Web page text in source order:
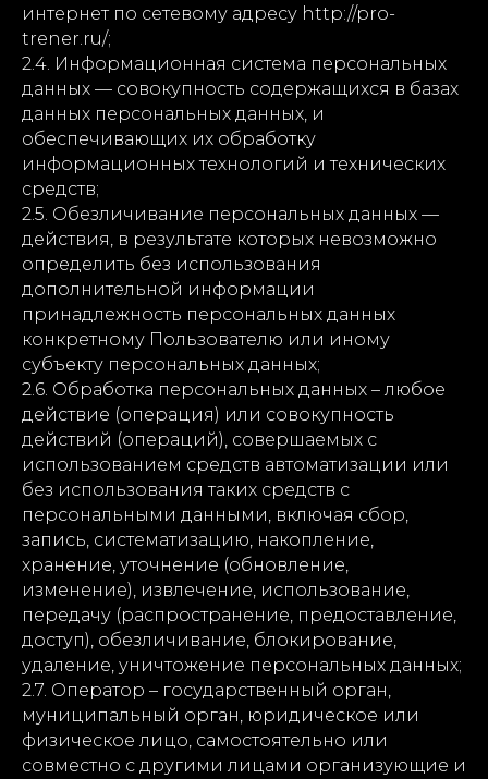
интернет по сетевому адресу http://pro-
trener.ru/;
2.4. Информационная система персональных
данных — совокупность содержащихся в базах
данных персональных данных, и
обеспечивающих их обработку
информационных технологий и технических
средств;
2.5. Обезличивание персональных данных —
действия, в результате которых невозможно
определить без использования
дополнительной информации
принадлежность персональных данных
конкретному Пользователю или иному
субъекту персональных данных;
2.6. Обработка персональных данных – любое
действие (операция) или совокупность
действий (операций), совершаемых с
использованием средств автоматизации или
без использования таких средств с
персональными данными, включая сбор,
запись, систематизацию, накопление,
хранение, уточнение (обновление,
изменение), извлечение, использование,
передачу (распространение, предоставление,
доступ), обезличивание, блокирование,
удаление, уничтожение персональных данных;
2.7. Оператор – государственный орган,
муниципальный орган, юридическое или
физическое лицо, самостоятельно или
совместно с другими лицами организующие и